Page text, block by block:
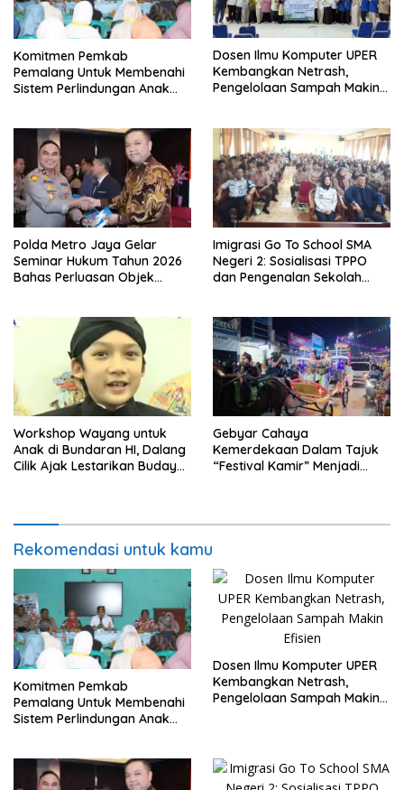
Komitmen Pemkab
Pemalang Untuk Membenahi
Sistem Perlindungan Anak
Dosen Ilmu Komputer UPER
Kembangkan Netrash,
Pengelolaan Sampah Makin
Polda Metro Jaya Gelar
Seminar Hukum Tahun 2026
Bahas Perluasan Objek
Imigrasi Go To School SMA
Negeri 2: Sosialisasi TPPO
dan Pengenalan Sekolah
Workshop Wayang untuk
Anak di Bundaran HI, Dalang
Cilik Ajak Lestarikan Budaya
Gebyar Cahaya
Kemerdekaan Dalam Tajuk
“Festival Kamir” Menjadi
Rekomendasi untuk kamu
Komitmen Pemkab
Pemalang Untuk Membenahi
Sistem Perlindungan Anak
Dosen Ilmu Komputer UPER
Kembangkan Netrash,
Pengelolaan Sampah Makin